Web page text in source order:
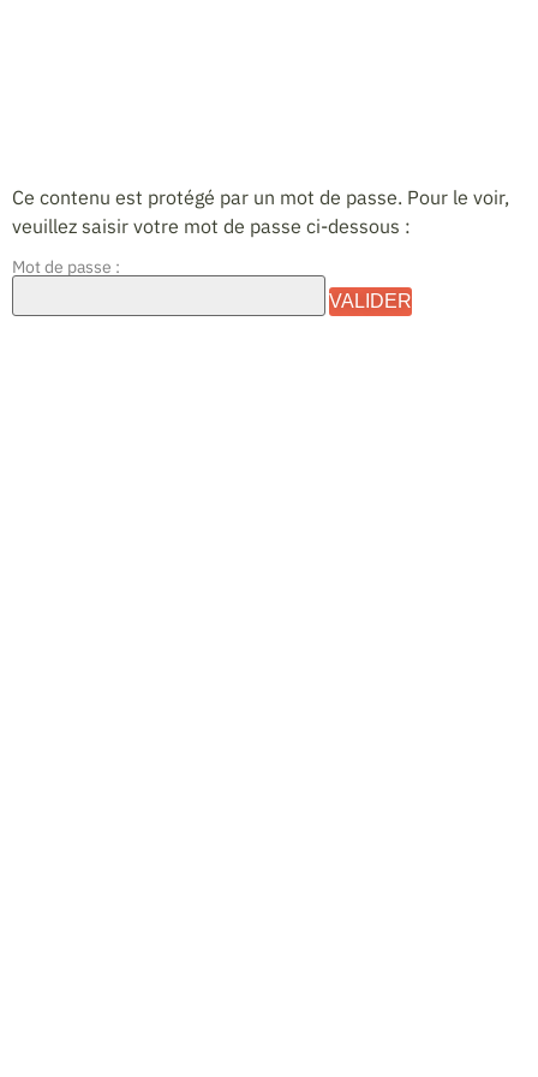
Ce contenu est protégé par un mot de passe. Pour le voir,
veuillez saisir votre mot de passe ci-dessous :
Mot de passe :